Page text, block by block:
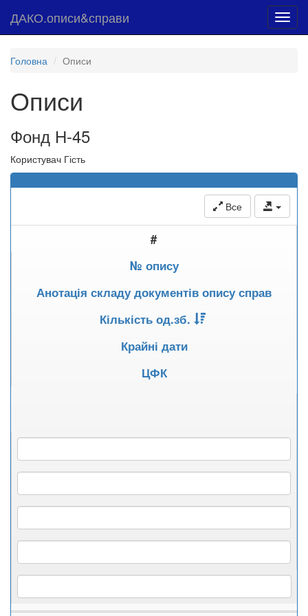
ДАКО.описи&справи
Головна Описи
Описи
Фонд Н-45
Користувач Гість
Все
#
№ опису
Анотація складу документів опису справ
Кількість од.зб.
Крайні дати
ЦФК